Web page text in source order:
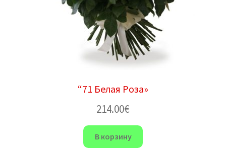
“71 Белая Роза»
214.00€
В корзину